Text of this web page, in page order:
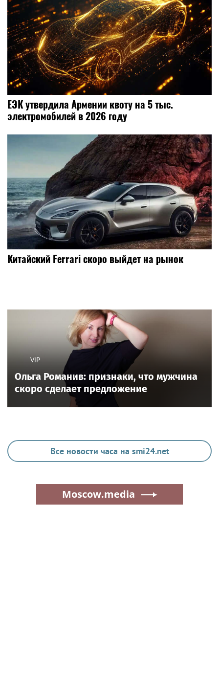
ЕЭК утвердила Армении квоту на 5 тыс.
электромобилей в 2026 году
Китайский Ferrari скоро выйдет на рынок
VIP
Ольга Романив: признаки, что мужчина
скоро сделает предложение
Все новости часа на smi24.net
Moscow.media